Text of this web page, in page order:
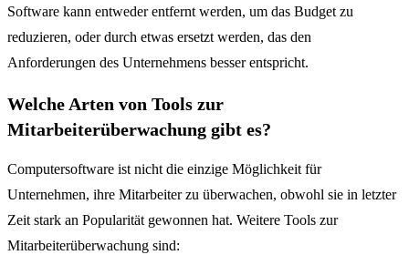
Software kann entweder entfernt werden, um das Budget zu
reduzieren, oder durch etwas ersetzt werden, das den
Anforderungen des Unternehmens besser entspricht.
Welche Arten von Tools zur
Mitarbeiterüberwachung gibt es?
Computersoftware ist nicht die einzige Möglichkeit für
Unternehmen, ihre Mitarbeiter zu überwachen, obwohl sie in letzter
Zeit stark an Popularität gewonnen hat. Weitere Tools zur
Mitarbeiterüberwachung sind: